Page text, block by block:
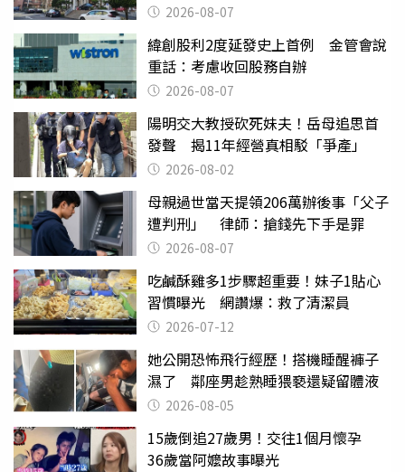
2026-08-07
緯創股利2度延發史上首例 金管會說
重話：考慮收回股務自辦
2026-08-07
陽明交大教授砍死妹夫！岳母追思首
發聲 揭11年經營真相駁「爭產」
2026-08-02
母親過世當天提領206萬辦後事「父子
遭判刑」 律師：搶錢先下手是罪
2026-08-07
吃鹹酥雞多1步驟超重要！妹子1貼心
習慣曝光 網讚爆：救了清潔員
2026-07-12
她公開恐怖飛行經歷！搭機睡醒褲子
濕了 鄰座男趁熟睡猥褻還疑留體液
2026-08-05
15歲倒追27歲男！交往1個月懷孕
36歲當阿嬤故事曝光